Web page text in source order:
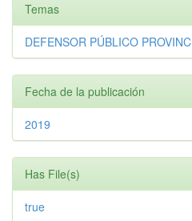
Temas
DEFENSOR PÚBLICO
Fecha de la publicación
2019
Has File(s)
true